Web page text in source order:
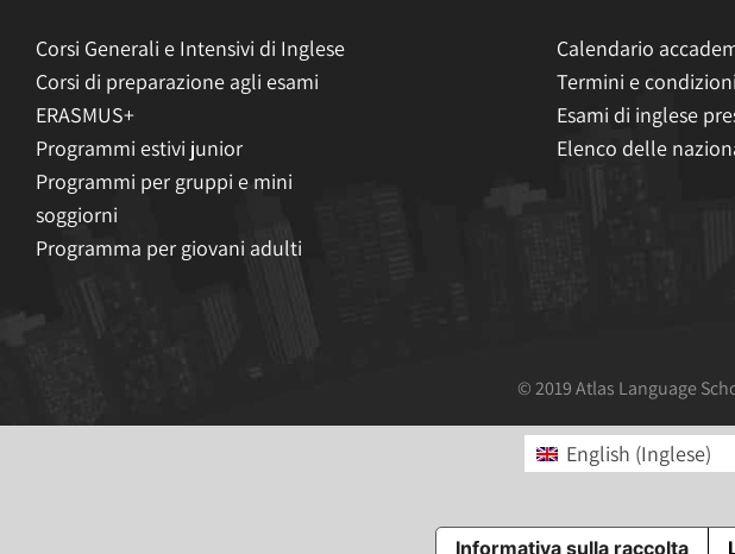
Corsi Generali e Intensivi di Inglese
Corsi di preparazione agli esami
ERASMUS+
Programmi estivi junior
Programmi per gruppi e mini
soggiorni
Programma per giovani adulti
Calendario
Termini e condizioni
Esami di inglese
Elenco delle
© 2019 Atlas Language
English (Inglese)
Informativa sulla raccolta